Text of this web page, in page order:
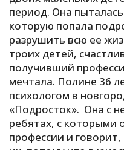
Б
В
Е
период. Она
которую попала
разрушить всю ее
троих детей,
получивший
мечтала. Полине 36
психологом в
«Подросток». Она с
ребятах, с которыми
профессии и